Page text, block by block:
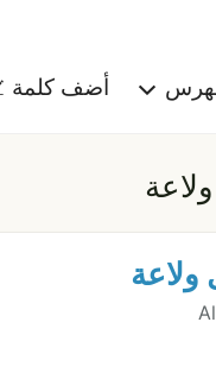
أضف كلمة
ولاعة